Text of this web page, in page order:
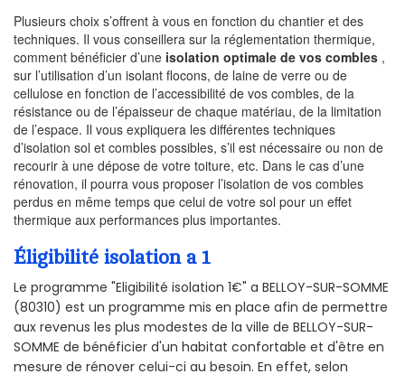
Plusieurs choix s’offrent à vous en fonction du chantier et des
techniques. Il vous conseillera sur la réglementation thermique,
comment bénéficier d’une isolation optimale de vos combles ,
sur l’utilisation d’un isolant flocons, de laine de verre ou de
cellulose en fonction de l’accessibilité de vos combles, de la
résistance ou de l’épaisseur de chaque matériau, de la limitation
de l’espace. Il vous expliquera les différentes techniques
d’isolation sol et combles possibles, s’il est nécessaire ou non de
recourir à une dépose de votre toiture, etc. Dans le cas d’une
rénovation, il pourra vous proposer l’isolation de vos combles
perdus en même temps que celui de votre sol pour un effet
thermique aux performances plus importantes.
Éligibilité isolation a 1
Le programme "Eligibilité isolation 1€" a BELLOY-SUR-SOMME
(80310) est un programme mis en place afin de permettre
aux revenus les plus modestes de la ville de BELLOY-SUR-
SOMME de bénéficier d'un habitat confortable et d'être en
mesure de rénover celui-ci au besoin. En effet, selon